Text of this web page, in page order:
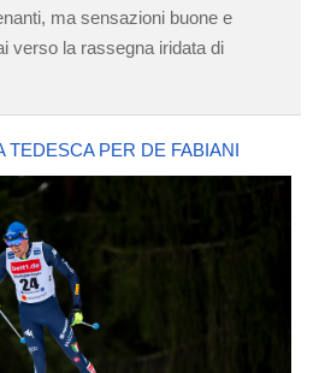
ma sensazioni buone e
verso la rassegna iridata di
TEDESCA PER DE FABIANI